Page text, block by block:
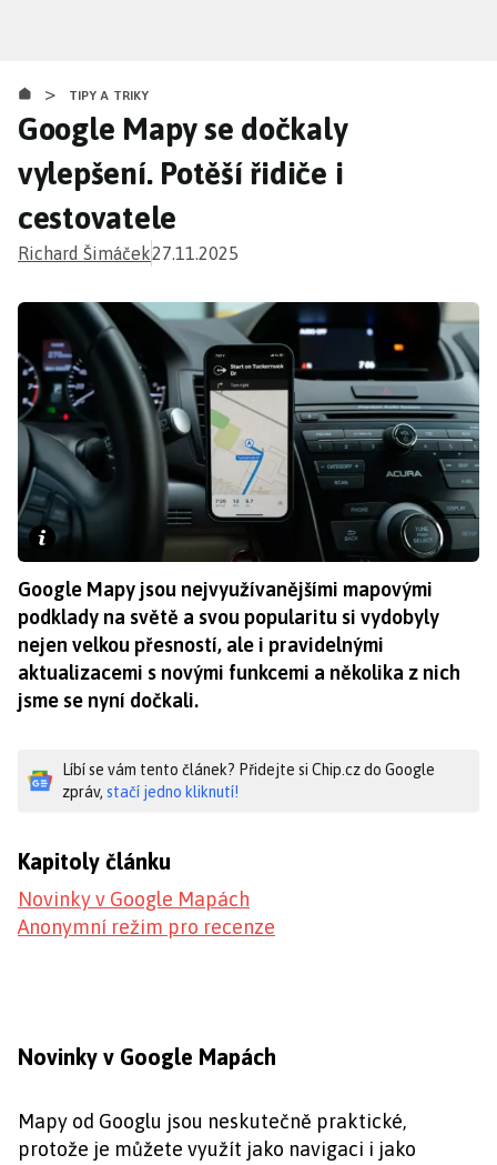
obsahu
> TIPY A TRIKY
Google Mapy se dočkaly
vylepšení. Potěší řidiče i
cestovatele
Richard Šimáček27.11.2025
Google Mapy jsou nejvyužívanějšími mapovými
podklady na světě a svou popularitu si vydobyly
nejen velkou přesností, ale i pravidelnými
aktualizacemi s novými funkcemi a několika z nich
jsme se nyní dočkali.
Líbí se vám tento článek? Přidejte si Chip.cz do Google
zpráv, stačí jedno kliknutí!
Kapitoly článku
Novinky v Google Mapách
Anonymní režim pro recenze
Novinky v Google Mapách
Mapy od Googlu jsou neskutečně praktické,
protože je můžete využít jako navigaci i jako